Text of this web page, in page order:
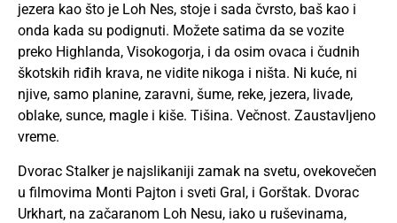
jezera kao što je Loh Nes, stoje i sada čvrsto, baš kao i
onda kada su podignuti. Možete satima da se vozite
preko Highlanda, Visokogorja, i da osim ovaca i čudnih
škotskih riđih krava, ne vidite nikoga i ništa. Ni kuće, ni
njive, samo planine, zaravni, šume, reke, jezera, livade,
oblake, sunce, magle i kiše. Tišina. Večnost. Zaustavljeno
vreme.
Dvorac Stalker je najslikaniji zamak na svetu, ovekovečen
u filmovima Monti Pajton i sveti Gral, i Gorštak. Dvorac
Urkhart, na začaranom Loh Nesu, iako u ruševinama,